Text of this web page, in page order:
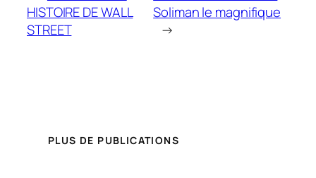
HISTOIRE DE WALL
STREET
Soliman le magnifique
→
PLUS DE PUBLICATIONS